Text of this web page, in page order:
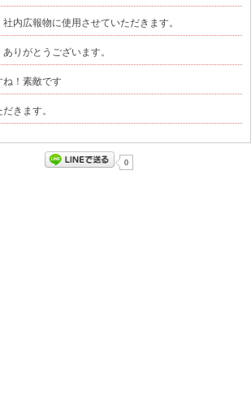
内広報物に使用させていただきます。
りがとうございます。
ね！素敵です
きます。
0